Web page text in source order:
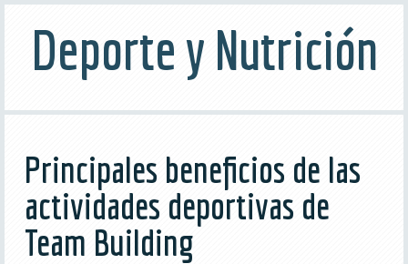
Deporte y Nutrición
Principales beneficios de las
actividades deportivas de
Team Building